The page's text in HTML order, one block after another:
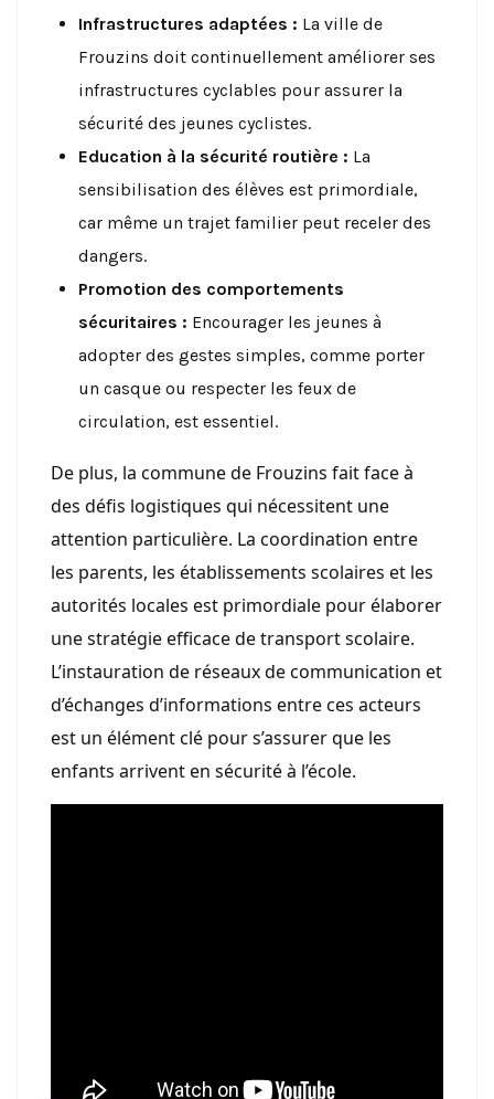
Infrastructures adaptées : La ville de
Frouzins doit continuellement améliorer ses
infrastructures cyclables pour assurer la
sécurité des jeunes cyclistes.
Education à la sécurité routière : La
sensibilisation des élèves est primordiale,
car même un trajet familier peut receler des
dangers.
Promotion des comportements
sécuritaires : Encourager les jeunes à
adopter des gestes simples, comme porter
un casque ou respecter les feux de
circulation, est essentiel.
De plus, la commune de Frouzins fait face à
des défis logistiques qui nécessitent une
attention particulière. La coordination entre
les parents, les établissements scolaires et les
autorités locales est primordiale pour élaborer
une stratégie efficace de transport scolaire.
L’instauration de réseaux de communication et
d’échanges d’informations entre ces acteurs
est un élément clé pour s’assurer que les
enfants arrivent en sécurité à l’école.